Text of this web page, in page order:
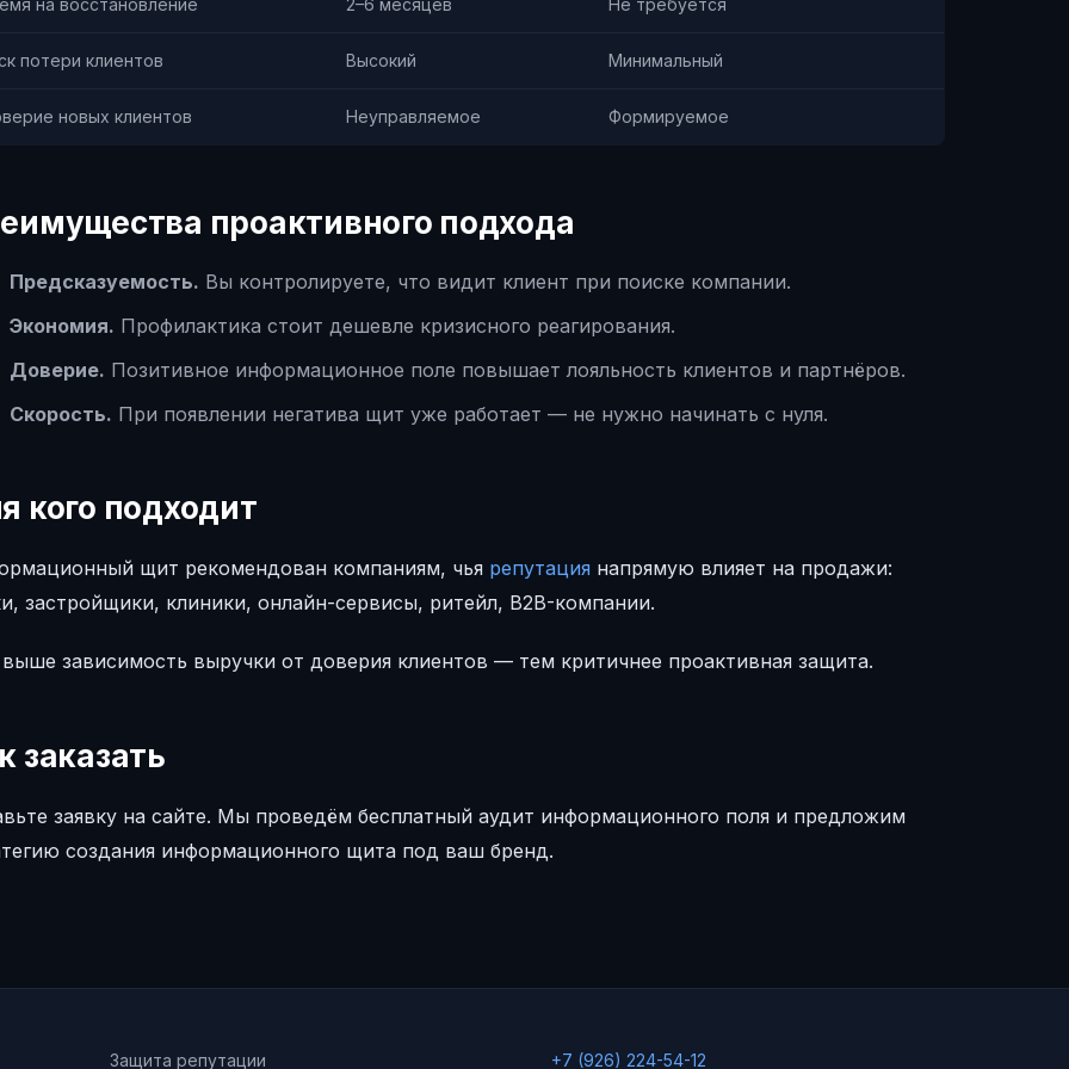
на восстановление 2–6 месяцев Не требуется
потери клиентов Высокий Минимальный
новых клиентов Неуправляемое Формируемое
проактивного подхода
Предсказуемость. Вы контролируете, что видит клиент при поиске компании.
Экономия. Профилактика стоит дешевле кризисного реагирования.
Доверие. Позитивное информационное поле повышает лояльность клиентов и партнёров.
Скорость. При появлении негатива щит уже работает — не нужно начинать с нуля.
кого подходит
щит рекомендован компаниям, чья репутация напрямую влияет на продажи:
застройщики, клиники, онлайн-сервисы, ритейл, B2B-компании.
зависимость выручки от доверия клиентов — тем критичнее проактивная защита.
заказать
заявку на сайте. Мы проведём бесплатный аудит информационного поля и предложим
создания информационного щита под ваш бренд.
Защита репутации +7 (926) 224-54-12